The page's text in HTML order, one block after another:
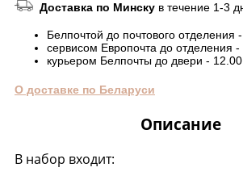
Доставка по Минску в течение 1-3
Белпочтой до почтового отделения
сервисом Европочта до отделения -
курьером Белпочты до двери -
О доставке по Беларуси
Описание
В набор входит: